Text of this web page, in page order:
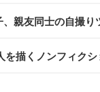
親友同士の自撮
を描くノンフィク